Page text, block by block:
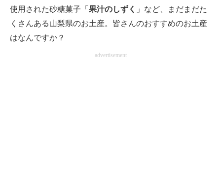
使用された砂糖菓子「 果汁のしずく
」など、まだまだた
くさんある山梨県のお土産。皆さんのおすすめのお土産
はなんですか？
advertisement